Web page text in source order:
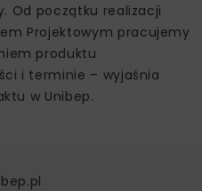
Od początku realizacji
Projektowym pracujemy
produktu
i terminie – wyjaśnia
w Unibep.